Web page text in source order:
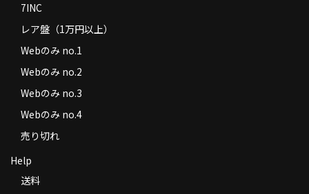
7INC
レア盤（1万円以上）
Webのみ no.1
Webのみ no.2
Webのみ no.3
Webのみ no.4
売り切れ
Help
送料